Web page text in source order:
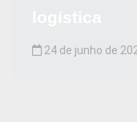
24 de junho de